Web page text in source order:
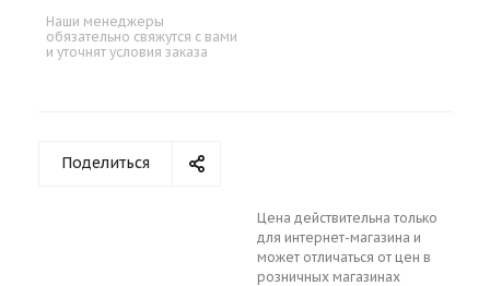
Наши менеджеры
обязательно свяжутся с вами
и уточнят условия заказа
Поделиться
Цена действительна только
для интернет-магазина и
может отличаться от цен в
розничных магазинах